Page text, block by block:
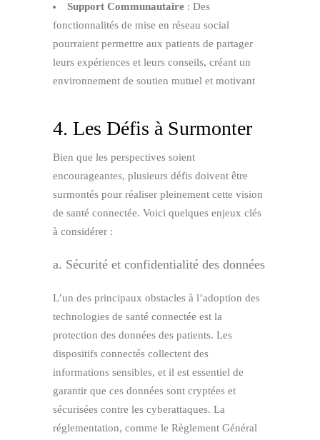
Support Communautaire : Des
fonctionnalités de mise en réseau social
pourraient permettre aux patients de partager
leurs expériences et leurs conseils, créant un
environnement de soutien mutuel et motivant
4. Les Défis à Surmonter
Bien que les perspectives soient
encourageantes, plusieurs défis doivent être
surmontés pour réaliser pleinement cette vision
de santé connectée. Voici quelques enjeux clés
à considérer :
a. Sécurité et confidentialité des données
L’un des principaux obstacles à l’adoption des
technologies de santé connectée est la
protection des données des patients. Les
dispositifs connectés collectent des
informations sensibles, et il est essentiel de
garantir que ces données sont cryptées et
sécurisées contre les cyberattaques. La
réglementation, comme le Règlement Général